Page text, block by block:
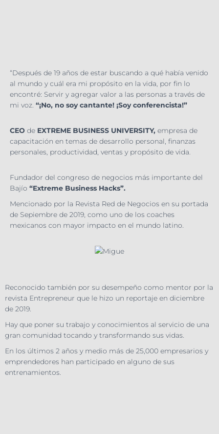
“Después de 19 años de estar buscando a qué había venido
al mundo y cuál era mi propósito en la vida, por fin lo
encontré: Servir y agregar valor a las personas a través de
mi voz. “¡No, no soy cantante! ¡Soy conferencista!”
CEO de EXTREME BUSINESS UNIVERSITY, empresa de
capacitación en temas de desarrollo personal, finanzas
personales, productividad, ventas y propósito de vida.
Fundador del congreso de negocios más importante del
Bajío “Extreme Business Hacks”.
Mencionado por la Revista Red de Negocios en su portada
de Sepiembre de 2019, como uno de los coaches
mexicanos con mayor impacto en el mundo latino.
Reconocido también por su desempeño como mentor por la
revista Entrepreneur que le hizo un reportaje en diciembre
de 2019.
Hay que poner su trabajo y conocimientos al servicio de una
gran comunidad tocando y transformando sus vidas.
En los últimos 2 años y medio más de 25,000 empresarios y
emprendedores han participado en alguno de sus
entrenamientos.